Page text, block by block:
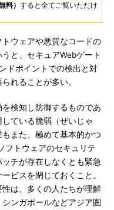
料） すると全てご覧いただけ
ウェアや悪質なコードの
と、セキュアWebゲート
ドポイントでの検出と対
れることが多い。
検知し防御するものであ
ている脆弱（ぜいじゃ
また、極めて基本的かつ
フトウェアのセキュリテ
チが存在しなくとも緊急
ビスを閉じておくこと。
は、多くの人たちが理解
ンガポールなどアジア圏